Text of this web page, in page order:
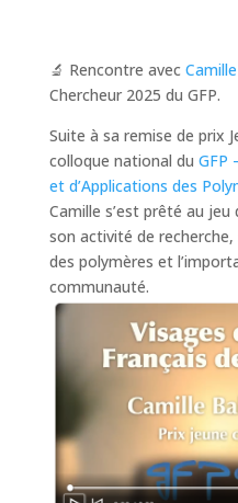
🔬 Rencontre avec
Chercheur 2025 du GFP.
Suite à sa remise de prix
colloque national du GFP
et d’Applications des
Camille s’est prêté au jeu
son activité de
des polymères et
communauté.